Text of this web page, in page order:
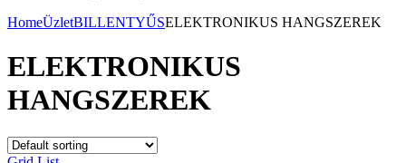
HomeÜzletBILLENTYŰSELEKTRONIKUS HANGSZEREK
ELEKTRONIKUS
HANGSZEREK